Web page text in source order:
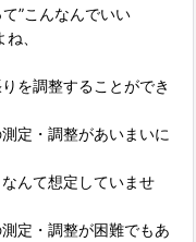
”こんなんでいい
、
を調整することができ
定・調整があいまいに
んて想定していませ
定・調整が困難でもあ